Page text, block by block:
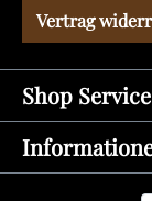
Vertrag
Shop Service